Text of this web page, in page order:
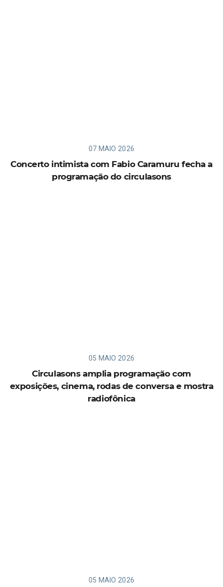
07 MAIO 2026
Concerto intimista com Fabio Caramuru fecha a
programação do circulasons
05 MAIO 2026
Circulasons amplia programação com
exposições, cinema, rodas de conversa e mostra
radiofônica
05 MAIO 2026